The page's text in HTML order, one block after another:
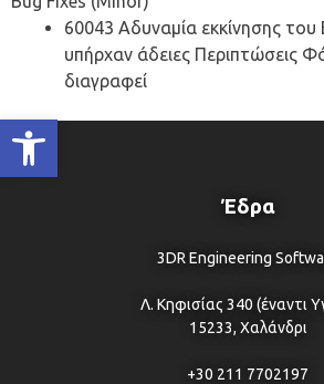
Ανοίξτε τη γραμμή εργαλείων
60043 Αδυναμία εκκίνησης του
υπήρχαν άδειες Περιπτώσεις
διαγραφεί
Έδρα
3DR Engineering
Λ. Κηφισίας 340 (έναντι
15233, Χαλάνδρι
+30 211 7702197